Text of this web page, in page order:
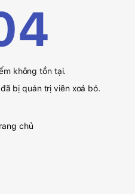
không tồn tại.
bị quản trị viên xoá bỏ.
chủ